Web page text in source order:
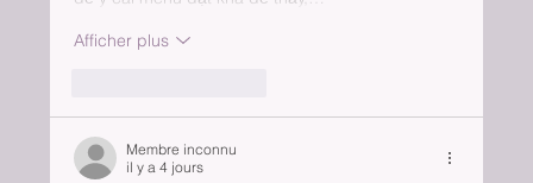
Afficher plus
Membre inconnu
il y a 4 jours